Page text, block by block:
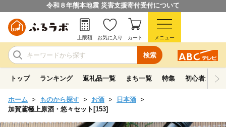
令和８年熊本地震 災害支援寄付受付について
検索
上限額 お気に入り カート メニュー
トップ ランキング 返礼品一覧 まち一覧 特集 初心者ガイド
ホーム ものから探す お酒
日本酒
加賀鳶極上原酒・悠々セット[153]